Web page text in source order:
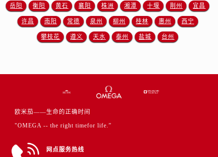
江苏省南京市秦淮区中山南路1号南京中心22层22-C1-C3室欧米茄售后服务中心（需提前预约）
江苏省宿迁市宿城区西湖路欧米茄售后服务中心（需提前预约）
岳阳 衡阳 黄石 襄阳 株洲 湘潭 十堰 荆州 宜昌
许昌 南阳 常德 泉州 柳州 桂林 惠州 西宁
攀枝花 遵义 天水 泰州 盐城 台州
欧米茄——生命的正确时间
"OMEGA -- the right timefor life.”
网点服务热线